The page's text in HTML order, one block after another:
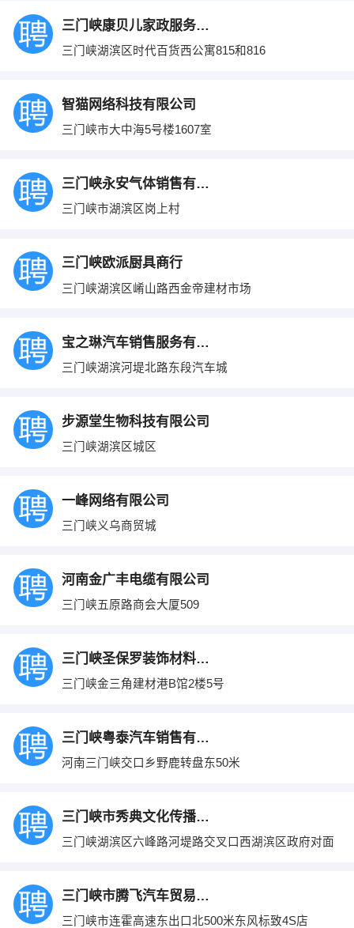
三门峡康贝儿家政服务有限公司
三门峡湖滨区时代百货西公寓815和816
智猫网络科技有限公司
三门峡市大中海5号楼1607室
三门峡永安气体销售有限公司
三门峡市湖滨区岗上村
三门峡欧派厨具商行
三门峡湖滨区崤山路西金帝建材市场
宝之琳汽车销售服务有限公司
三门峡湖滨河堤北路东段汽车城
步源堂生物科技有限公司
三门峡湖滨区城区
一峰网络有限公司
三门峡义乌商贸城
河南金广丰电缆有限公司
三门峡五原路商会大厦509
三门峡圣保罗装饰材料有限公司
三门峡金三角建材港B馆2楼5号
三门峡粤泰汽车销售有限公司
河南三门峡交口乡野鹿转盘东50米
三门峡市秀典文化传播有限公司
三门峡湖滨区六峰路河堤路交叉口西湖滨区政府对面
三门峡市腾飞汽车贸易有限公司
三门峡市连霍高速东出口北500米东风标致4S店